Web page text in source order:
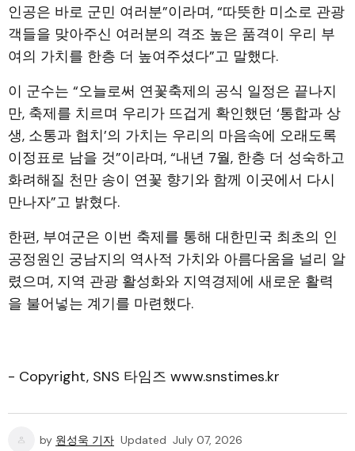
인공은 바로 군민 여러분”이라며, “따뜻한 미소로 관광
객들을 맞아주신 여러분의 격조 높은 품격이 우리 부
여의 가치를 한층 더 높여주셨다”고 말했다.
이 군수는 “오늘로써 연꽃축제의 공식 일정은 끝나지
만, 축제를 치르며 우리가 뜨겁게 확인했던 ‘통합과 상
생, 소통과 협치’의 가치는 우리의 마음속에 오래도록
이정표로 남을 것”이라며, “내년 7월, 한층 더 성숙하고
화려해질 천만 송이 연꽃 향기와 함께 이곳에서 다시
만나자”고 밝혔다.
한편, 부여군은 이번 축제를 통해 대한민국 최초의 인
공정원인 궁남지의 역사적 가치와 아름다움을 널리 알
렸으며, 지역 관광 활성화와 지역경제에 새로운 활력
을 불어넣는 계기를 마련했다.
- Copyright, SNS 타임즈 www.snstimes.kr
by 원성욱 기자 Updated July 07, 2026